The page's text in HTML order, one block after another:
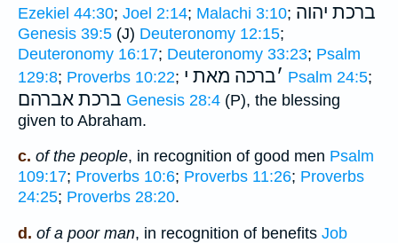
Ezekiel 44:30; Joel 2:14; Malachi 3:10; ברכת יהוה
Genesis 39:5 (J) Deuteronomy 12:15;
Deuteronomy 16:17; Deuteronomy 33:23; Psalm
129:8; Proverbs 10:22; ׳ברכה מאת י Psalm 24:5;
ברכת אברהם Genesis 28:4 (P), the blessing
given to Abraham.
c. of the people, in recognition of good men Psalm
109:17; Proverbs 10:6; Proverbs 11:26; Proverbs
24:25; Proverbs 28:20.
d. of a poor man, in recognition of benefits Job